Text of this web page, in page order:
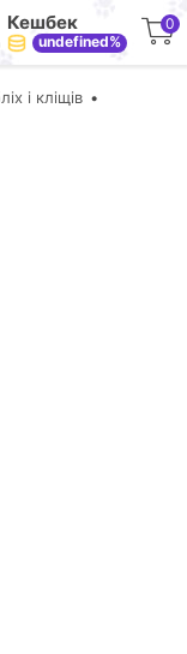
Кешбек
undefined%
0
і кліщів